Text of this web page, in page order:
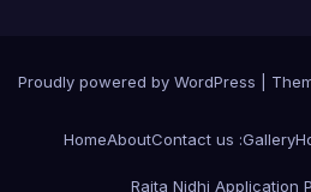
Proudly powered by WordPress
HomeAboutContact us :Gallery
Raita Nidhi Application